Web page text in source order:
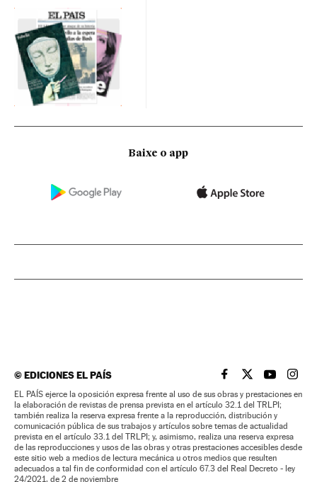
Baixe o app
©EDICIONES EL PAÍS EL PAÍS BRASIL EN
EL PAÍSEL PAÍS
EL
EL PAÍS ejerce la oposición expresa frente al uso de sus obras y prestaciones en
la elaboración de revistas de prensa prevista en el artículo 32.1 del TRLPI;
también realiza la reserva expresa frente a la reproducción, distribución y
comunicación pública de sus trabajos y artículos sobre temas de actualidad
prevista en el artículo 33.1 del TRLPI; y, asimismo, realiza una reserva expresa
de las reproducciones y usos de las obras y otras prestaciones accesibles desde
este sitio web a medios de lectura mecánica u otros medios que resulten
adecuados a tal fin de conformidad con el artículo 67.3 del Real Decreto - ley
24/2021, de 2 de noviembre